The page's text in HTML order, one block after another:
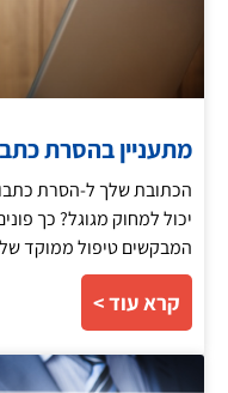
מתעניין בהסרת
הכתובת שלך ל-הסרת
יכול למחוק מגוגל? כך
המבקשים טיפול ממוקד של
קרא עוד >